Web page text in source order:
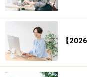
もないために、過去
測することは難しい
では、IPO株の取引
ト分析がよいので
【